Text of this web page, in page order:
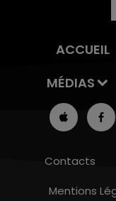
ACCUEIL
MÉDIAS
Contacts
Mentions